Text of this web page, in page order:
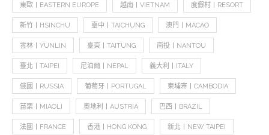
東歐丨EASTERN EUROPE 越南丨VIETNAM 度假村丨RESORT
新竹丨HSINCHU 臺中丨TAICHUNG 澳門丨MACAO
雲林丨YUNLIN 臺東丨TAITUNG 南投丨NANTOU
臺北丨TAIPEI 尼泊爾丨NEPAL 義大利丨ITALY
俄國丨RUSSIA 葡萄牙丨PORTUGAL 柬埔寨丨CAMBODIA
苗栗丨MIAOLI 奧地利丨AUSTRIA 巴西丨BRAZIL
法國丨FRANCE 香港丨HONG KONG 新北丨NEW TAIPEI